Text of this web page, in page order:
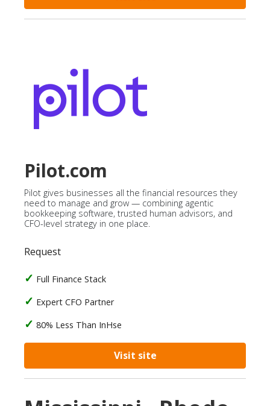
Pilot.com
Pilot gives businesses all the financial resources they
need to manage and grow — combining agentic
bookkeeping software, trusted human advisors, and
CFO-level strategy in one place.
Request
Full Finance Stack
Expert CFO Partner
80% Less Than InHse
Visit site